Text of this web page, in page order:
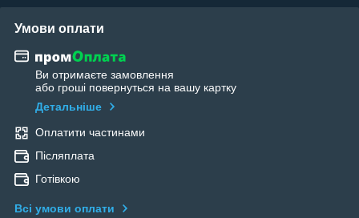
Умови оплати
Ви отримаєте замовлення
або гроші повернуться на вашу картку
Детальніше
Оплатити частинами
Післяплата
Готівкою
Всі умови оплати